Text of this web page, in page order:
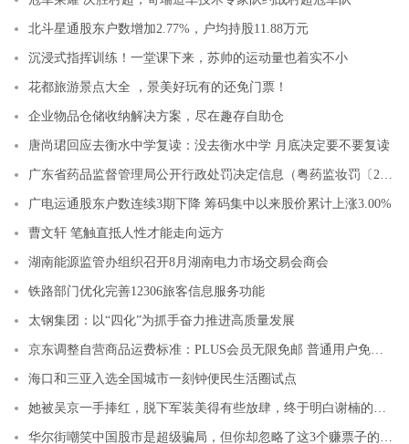
北斗星通股东户数增加2.77%，户均持股11.88万元
沉浸式指挥训练！一堂课下来，苏帅的运动量也着实不小
花都旅游景点大全 ，景美好玩有的还免门票！
企业物品仓储收纳解决方案，尽在趣存自助仓
唐尚珺回应去衡水中学复读：没去衡水中学 月底决定要不要复读
广电运通股东户数连续3期下降 筹码集中以来股价累计上涨3.00%
曹文轩 笔触直抵人性才能走向远方
湖南能源监管办组织召开8月湖南电力市场交易会商会
铁路部门优化完善12306旅客信息服务功能
太钢集团：以“四化”为抓手奋力推进高质量发展
海口和三亚入选全国城市一刻钟便民生活圈试点